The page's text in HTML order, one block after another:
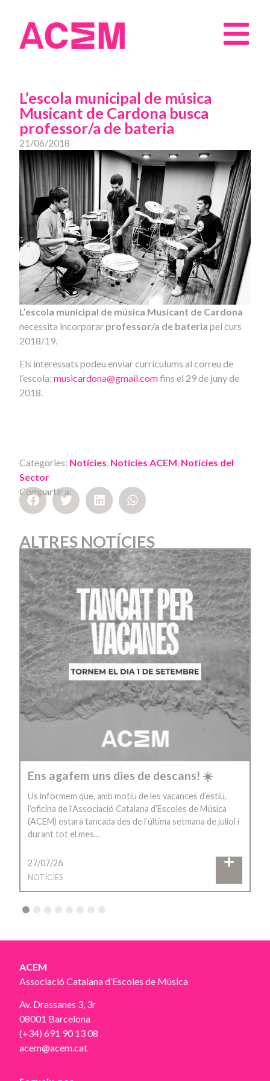
L’escola municipal de música
Musicant de Cardona busca
professor/a de bateria
21/06/2018
L’escola municipal de música Musicant de Cardona
necessita incorporar professor/a de bateria pel curs
2018/19.
Els interessats podeu enviar currículums al correu de
l’escola: musicardona@gmail.comfins el 29 de juny de
2018.
Categories: Notícies Notícies ACEM Notícies del
Sector
Compartir a:
ALTRES NOTÍCIES
Ens agafem uns dies de descans! ☀️
Us informem que, amb motiu de les vacances d’estiu,
l’oficina de l’Associació Catalana d’Escoles de Música
(ACEM) estarà tancada des de l’última setmana de juliol i
durant tot el mes…
27/07/26
NOTÍCIES
4 5 6 7 8
ACEM
Associació Catalana d’Escoles de Música
Av. Drassanes 3, 3r
08001 Barcelona
(+34) 691 90 13 08
acem@acem.cat